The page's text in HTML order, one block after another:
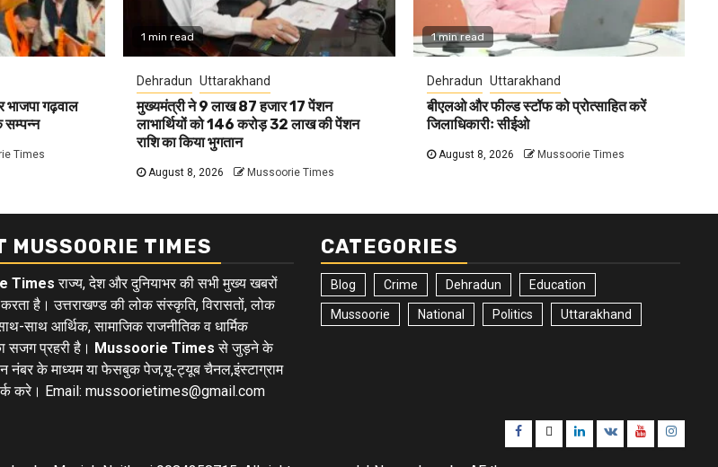
भाजपा गढ़वाल
सम्पन्न
Times
1 min read
Dehradun Uttarakhand
मुख्यमंत्री ने 9 लाख 87 हजार 17 पेंशन
लाभार्थियों को 146 करोड़ 32 लाख की पेंशन
राशि का किया भुगतान
August 8, 2026 Mussoorie Times
1 min read
Dehradun Uttarakhand
बीएलओ और फील्ड स्टॉफ को प्रोत्साहित करें
जिलाधिकारीः सीईओ
August 8, 2026 Mussoorie Times
MUSSOORIE TIMES
Times राज्य, देश और दुनियाभर की सभी मुख्य खबरों
करता है। उत्तराखण्ड की लोक संस्कृति, विरासतों, लोक
साथ आर्थिक, सामाजिक राजनीतिक व धार्मिक
सजग प्रहरी है। Mussoorie Times से जुड़ने के
नंबर के माध्यम या फेसबुक पेज,यू-ट्यूब चैनल,इंस्टाग्राम
करे। Email: mussoorietimes@gmail.com
CATEGORIES
Blog Crime Dehradun Education
Mussoorie National Politics Uttarakhand
Facebook
TwitterLinkedin
VK Youtube